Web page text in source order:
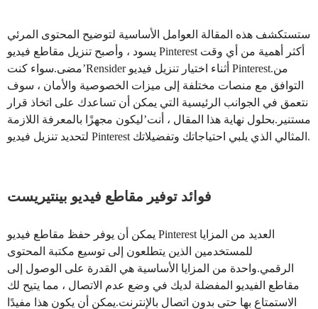
ستستكشف هذه المقالة العوامل الأساسية لتوضيح المحتوى المرئي
يسود ، وأصبح تنزيل مقاطع فيديو Pinterest أكثر أهمية من أي وقت
مضى.سواء كنت’Rensider أثناء اختيار تنزيل فيديو Pinterest.من
التوافق مع منصات مختلفة إلى ميزات الخصوصية والأمان ، سوف
نتعمق في الجوانب الرئيسية التي يمكن أن تساعدك على اتخاذ قرار
مستنير.بحلول نهاية هذا المقال ، أنت’ليكون مجهزًا بالمعرفة اللازمة
لتحديد تنزيل فيديو Pinterest المثالي الذي يلبي احتياجاتك وتفضيلاتك.
فوائد توفير مقاطع فيديو بينتيريست
يمكن أن يوفر حفظ مقاطع فيديو Pinterest العديد من المزايا
للمستخدمين الذين يتطلعون إلى توسيع مكتبة المحتوى
الرقمي.واحدة من المزايا الأساسية هي القدرة على الوصول إلى
مقاطع الفيديو المفضلة لديك في وضع عدم الاتصال ، مما يتيح لك
الاستمتاع بها حتى بدون اتصال بالإنترنت.يمكن أن يكون هذا مفيدًا